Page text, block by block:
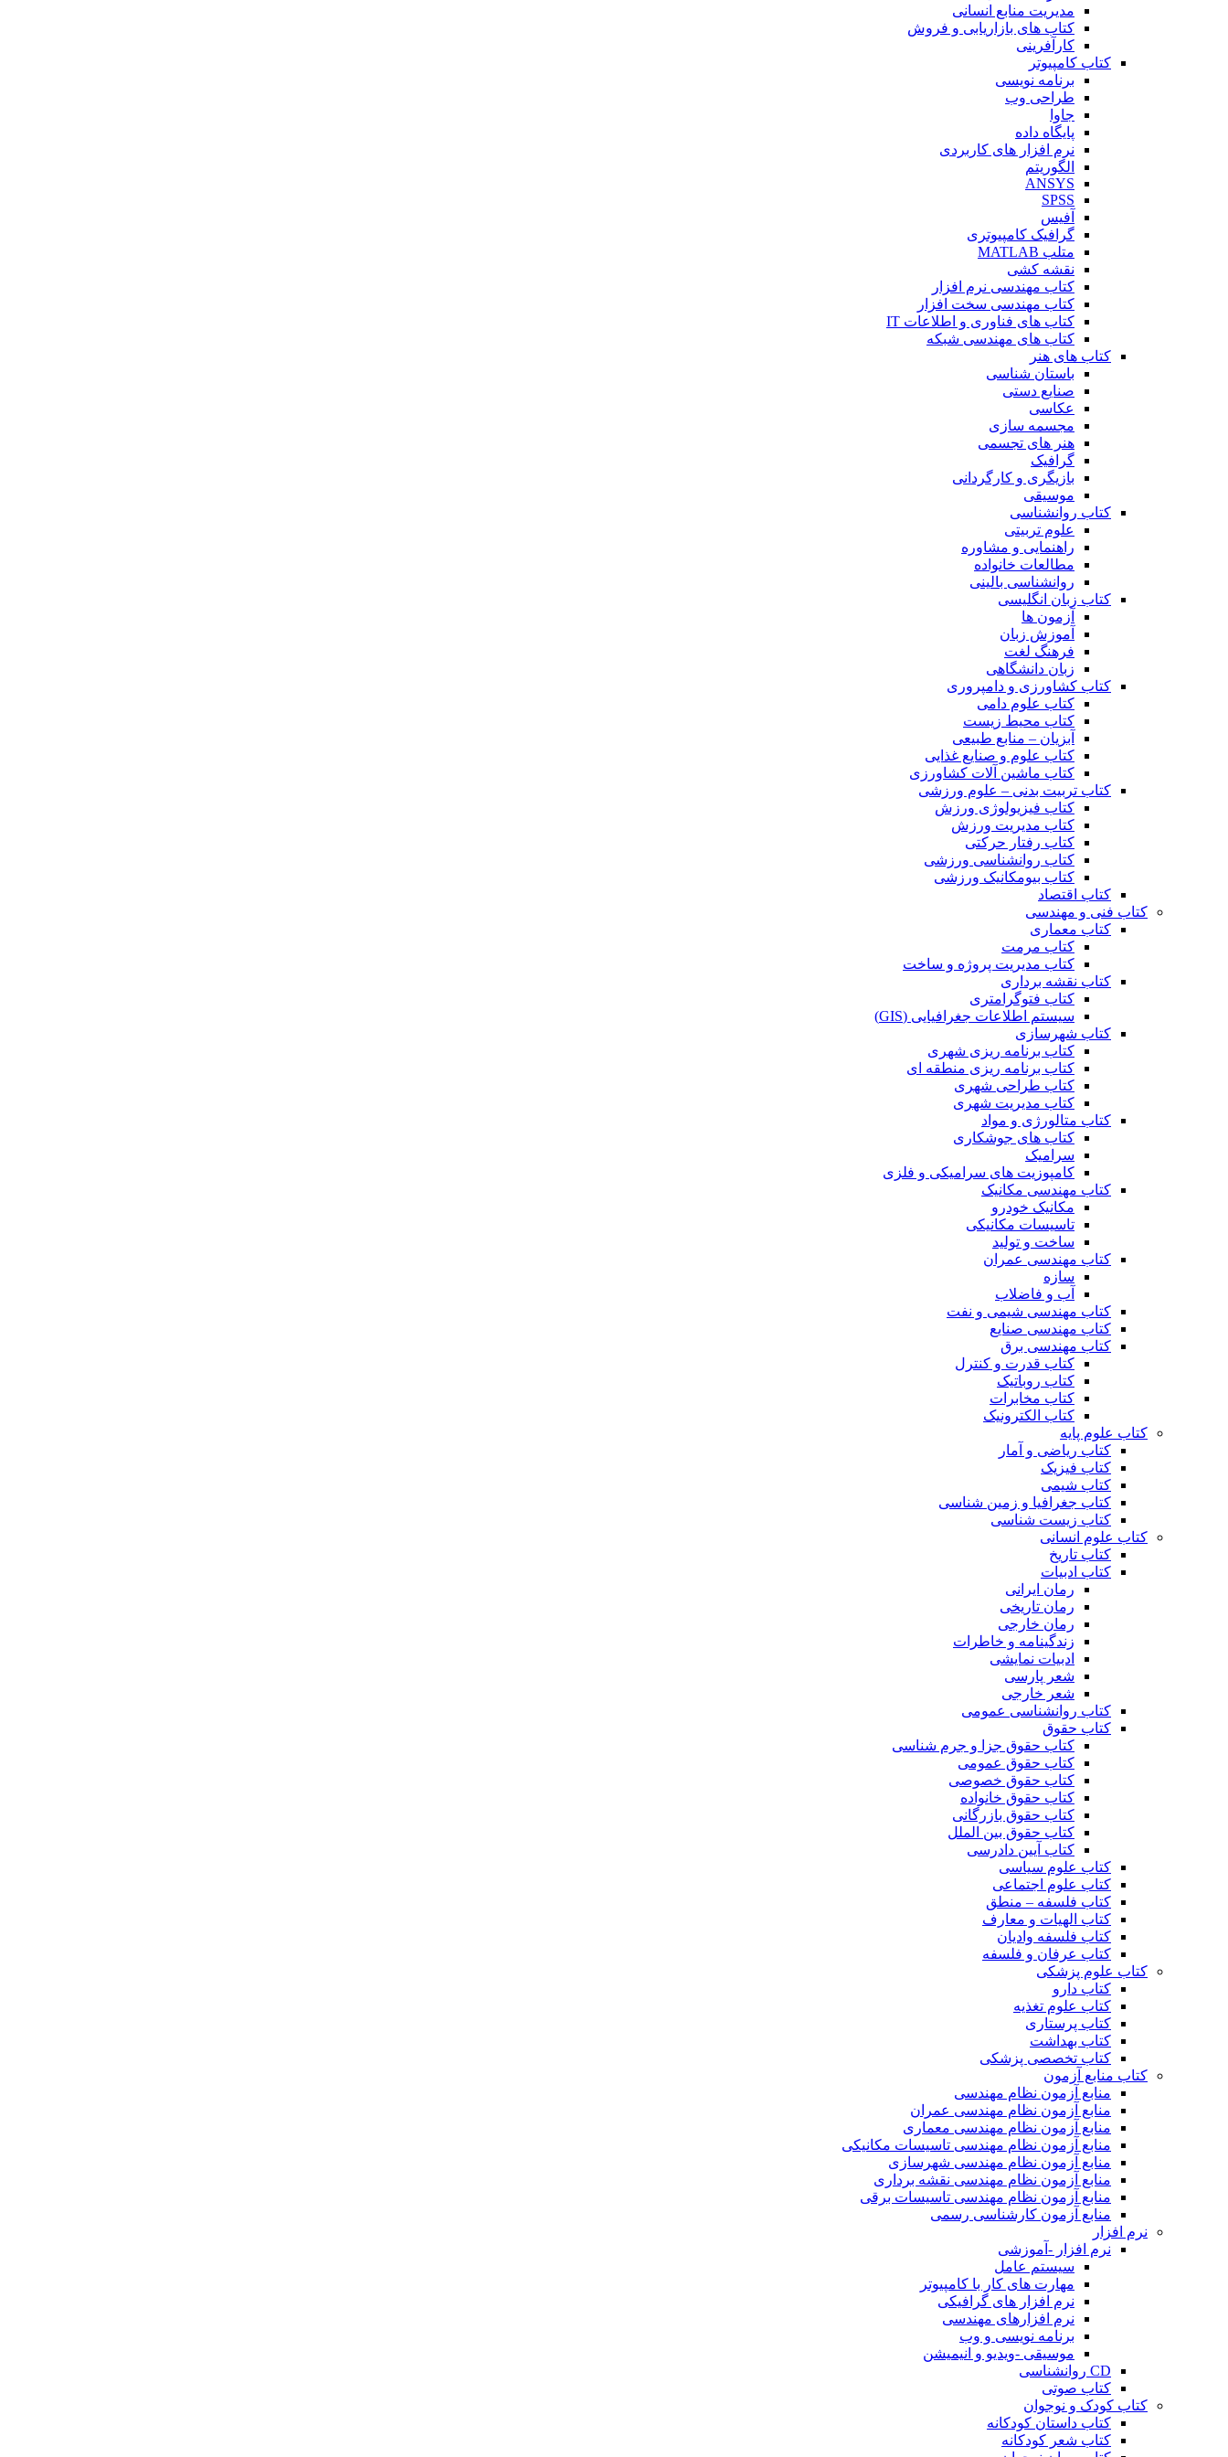
مدیریت منابع انسانی
کتاب های بازاریابی و فروش
کارآفرینی
کتاب کامپیوتر
برنامه نویسی
طراحی وب
جاوا
پایگاه داده
نرم افزار های کاربردی
الگوریتم
ANSYS
SPSS
آفیس
گرافیک کامپیوتری
متلب MATLAB
نقشه کشی
کتاب مهندسی نرم افزار
کتاب مهندسی سخت افزار
کتاب های فناوری و اطلاعات IT
کتاب های مهندسی شبکه
کتاب های هنر
باستان شناسی
صنایع دستی
عکاسی
مجسمه سازی
هنر های تجسمی
گرافیک
بازیگری و کارگردانی
موسیقی
کتاب روانشناسی
علوم تربیتی
راهنمایی و مشاوره
مطالعات خانواده
روانشناسی بالینی
کتاب زبان انگلیسی
آزمون ها
آموزش زبان
فرهنگ لغت
زبان دانشگاهی
کتاب کشاورزی و دامپروری
کتاب علوم دامی
کتاب محیط زیست
آبزیان – منابع طبیعی
کتاب علوم و صنایع غذایی
کتاب ماشین آلات کشاورزی
کتاب تربیت بدنی – علوم ورزشی
کتاب فیزیولوژی ورزش
کتاب مدیریت ورزش
کتاب رفتار حرکتی
کتاب روانشناسی ورزشی
کتاب بیومکانیک ورزشی
کتاب اقتصاد
کتاب فنی و مهندسی
کتاب معماری
کتاب مرمت
کتاب مدیریت پروژه و ساخت
کتاب نقشه برداری
کتاب فتوگرامتری
سیستم اطلاعات جغرافیایی (GIS)
کتاب شهرسازی
کتاب برنامه ریزی شهری
کتاب برنامه ریزی منطقه ای
کتاب طراحی شهری
کتاب مدیریت شهری
کتاب متالورژی و مواد
کتاب های جوشکاری
سرامیک
کامپوزیت های سرامیکی و فلزی
کتاب مهندسی مکانیک
مکانیک خودرو
تاسیسات مکانیکی
ساخت و تولید
کتاب مهندسی عمران
سازه
آب و فاضلاب
کتاب مهندسی شیمی و نفت
کتاب مهندسی صنایع
کتاب مهندسی برق
کتاب قدرت و کنترل
کتاب روباتیک
کتاب مخابرات
کتاب الکترونیک
کتاب علوم پایه
کتاب ریاضی و آمار
کتاب فیزیک
کتاب شیمی
کتاب جغرافیا و زمین شناسی
کتاب زیست شناسی
کتاب علوم انسانی
کتاب تاریخ
کتاب ادبیات
رمان ایرانی
رمان تاریخی
رمان خارجی
زندگینامه و خاطرات
ادبیات نمایشی
شعر پارسی
شعر خارجی
کتاب روانشناسی عمومی
کتاب حقوق
کتاب حقوق جزا و جرم شناسی
کتاب حقوق عمومی
کتاب حقوق خصوصی
کتاب حقوق خانواده
کتاب حقوق بازرگانی
کتاب حقوق بین الملل
کتاب آیین دادرسی
کتاب علوم سیاسی
کتاب علوم اجتماعی
کتاب فلسفه – منطق
کتاب الهیات و معارف
کتاب فلسفه وادیان
کتاب عرفان و فلسفه
کتاب علوم پزشکی
کتاب دارو
کتاب علوم تغذیه
کتاب پرستاری
کتاب بهداشت
کتاب تخصصی پزشکی
کتاب منابع آزمون
منابع آزمون نظام مهندسی
منابع آزمون نظام مهندسی عمران
منابع آزمون نظام مهندسی معماری
منابع آزمون نظام مهندسی تاسیسات مکانیکی
منابع آزمون نظام مهندسی شهرسازی
منابع آزمون نظام مهندسی نقشه برداری
منابع آزمون نظام مهندسی تاسیسات برقی
منابع آزمون کارشناسی رسمی
نرم افزار
نرم افزار -آموزشی
سیستم عامل
مهارت های کار با کامپیوتر
نرم افزار های گرافیکی
نرم افزارهای مهندسی
برنامه نویسی و وب
موسیقی -ویدیو و انیمیشن
CD روانشناسی
کتاب صوتی
کتاب کودک و نوجوان
کتاب داستان کودکانه
کتاب شعر کودکانه